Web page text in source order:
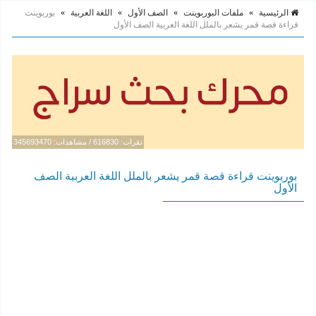
الرئيسية » ملفات البوربوينت » الصف الأول » اللغة العربية » بوربوينت
قراءة قصة قمر يشعر بالملل اللغة العربية الصف الأول
نقرات: 616830 / مشاهدات: 345693470
بوربوينت قراءة قصة قمر يشعر بالملل اللغة العربية الصف
الأول